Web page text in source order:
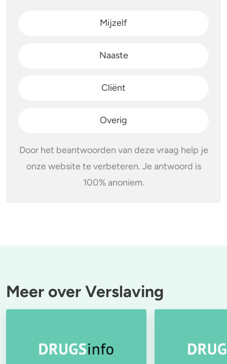
Mijzelf
Naaste
Cliënt
Overig
Door het beantwoorden van deze vraag help je
onze website te verbeteren. Je antwoord is
100% anoniem.
Meer over Verslaving